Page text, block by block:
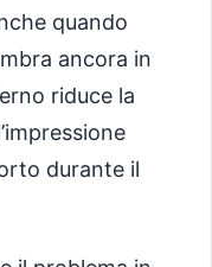
quando
ancora in
riduce la
durante il